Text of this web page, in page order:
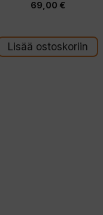
5:stä
69,00 €
Lisää ostoskoriin